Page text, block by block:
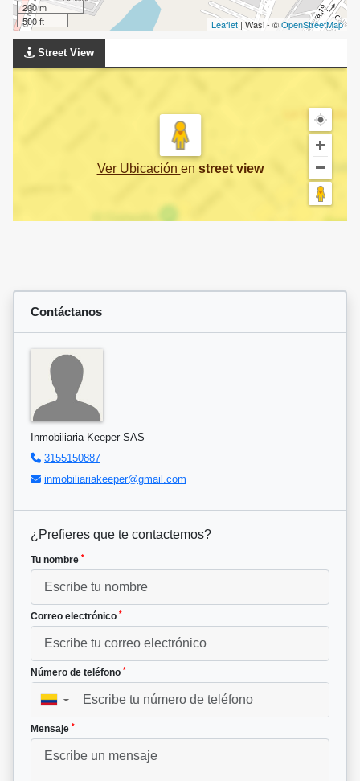
200 m
500 ft
Leaflet | Wasi - ©OpenStreetMap
Street View
Ver Ubicación en street view
Contáctanos
Inmobiliaria Keeper SAS
3155150887
inmobiliariakeeper@gmail.com
¿Prefieres que te contactemos?
Tu nombre *
Correo electrónico *
Número de teléfono *
▼
Mensaje *